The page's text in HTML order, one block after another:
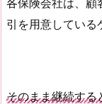
各保険会社は、顧
引を用意している
そのまま継続する